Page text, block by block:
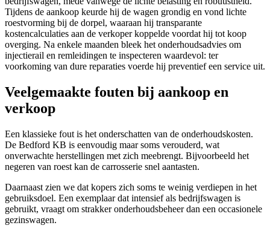
Tijdens de aankoop keurde hij de wagen grondig en vond lichte
roestvorming bij de dorpel, waaraan hij transparante
kostencalculaties aan de verkoper koppelde voordat hij tot koop
overging. Na enkele maanden bleek het onderhoudsadvies om
injectierail en remleidingen te inspecteren waardevol: ter
voorkoming van dure reparaties voerde hij preventief een service uit.
Veelgemaakte fouten bij aankoop en
verkoop
Een klassieke fout is het onderschatten van de onderhoudskosten.
De Bedford KB is eenvoudig maar soms verouderd, wat
onverwachte herstellingen met zich meebrengt. Bijvoorbeeld het
negeren van roest kan de carrosserie snel aantasten.
Daarnaast zien we dat kopers zich soms te weinig verdiepen in het
gebruiksdoel. Een exemplaar dat intensief als bedrijfswagen is
gebruikt, vraagt om strakker onderhoudsbeheer dan een occasionele
gezinswagen.